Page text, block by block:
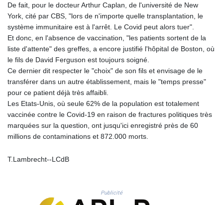
KRW 1638.640772
KWD 0.357023
KYD 0.961017
KZT 541.135669
LAK 26067.486096
LBP
103263.512096
LKR 386.906578
LSL 18.917964
LTL 3.409986
LVL 0.69856
LYD 7.339597
MMK 2424.552772
De fait, pour le docteur Arthur Caplan, de l'université de New
York, cité par CBS, "lors de n'importe quelle transplantation, le
système immunitaire est à l'arrêt. Le Covid peut alors tuer".
Et donc, en l'absence de vaccination, "les patients sortent de la
liste d'attente" des greffes, a encore justifié l'hôpital de Boston, où
le fils de David Ferguson est toujours soigné.
Ce dernier dit respecter le "choix" de son fils et envisage de le
transférer dans un autre établissement, mais le "temps presse"
pour ce patient déjà très affaibli.
Les Etats-Unis, où seule 62% de la population est totalement
vaccinée contre le Covid-19 en raison de fractures politiques très
marquées sur la question, ont jusqu'ici enregistré près de 60
millions de contaminations et 872.000 morts.
T.Lambrecht--LCdB
Publicité